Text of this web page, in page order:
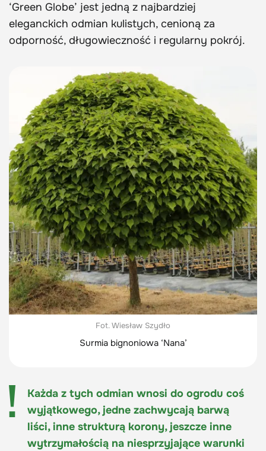
‘Green Globe’ jest jedną z najbardziej
eleganckich odmian kulistych, cenioną za
odporność, długowieczność i regularny pokrój.
Fot. Wiesław Szydło
Surmia bignoniowa ‘Nana’
Każda z tych odmian wnosi do ogrodu coś
wyjątkowego, jedne zachwycają barwą
liści, inne strukturą korony, jeszcze inne
wytrzymałością na niesprzyjające warunki